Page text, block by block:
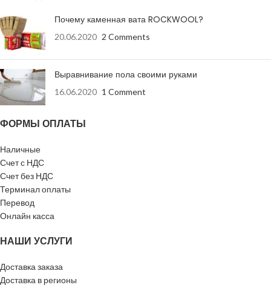
Вт/(м.К),
-При условиях
эксплуатации А
0,037
-При условиях
эксплуатации Б
Водопоглощение
кратковременном
более
Содержание
веществ, по
массе
Сжимаемость
Почему каменная вата ROCKWOOL?
20.06.2020 2 Comments
Выравнивание пола своими руками
16.06.2020 1 Comment
ФОРМЫ ОПЛАТЫ
Наличные
Счет с НДС
Счет без НДС
Терминал оплаты
Перевод
Онлайн касса
НАШИ УСЛУГИ
Доставка заказа
Доставка в регионы